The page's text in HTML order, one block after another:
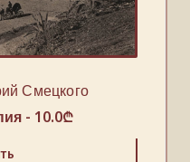
Смецкого
- 10.0₾